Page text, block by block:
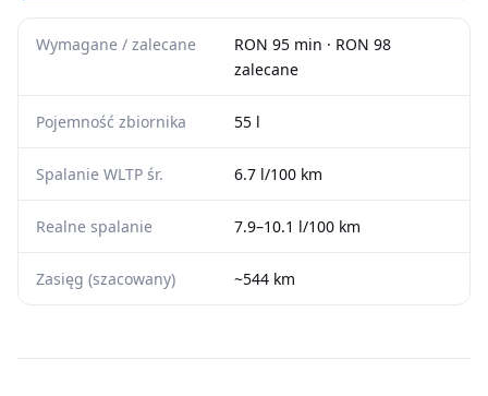
Wymagane / zalecane
RON 95 min · RON 98
zalecane
Pojemność zbiornika 55 l
Spalanie WLTP śr. 6.7 l/100 km
Realne spalanie 7.9–10.1 l/100 km
Zasięg (szacowany) ~544 km